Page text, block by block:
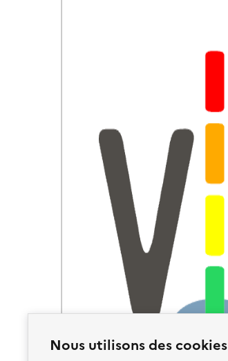
Nous utilisons des cookies